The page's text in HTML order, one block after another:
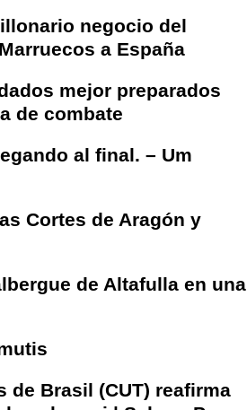
negocio del
a España
mejor preparados
de combate
al final. – Um
Cortes de Aragón y
de Altafulla en una
de Brasil (CUT) reafirma